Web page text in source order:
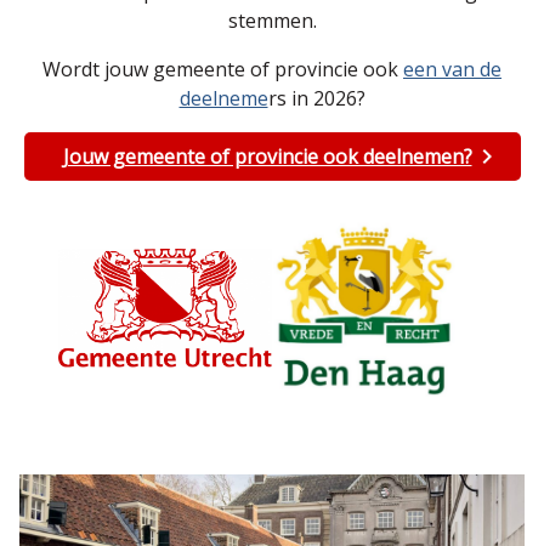
stemmen.
Wordt jouw gemeente of provincie ookeen van de
deelnemers in 2026?
Jouw gemeente of provincie ook deelnemen?